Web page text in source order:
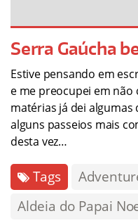
Serra Gaúcha
Estive pensando em
e me preocupei em
matérias já dei
alguns passeios mais
desta vez…
Tags
Aldeia do Papai